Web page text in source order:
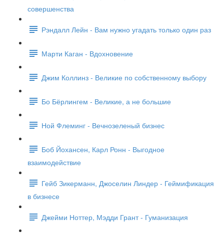
совершенства
Рэндалл Лейн - Вам нужно угадать только один раз
Марти Каган - Вдохновение
Джим Коллинз - Великие по собственному выбору
Бо Бёрлингем - Великие, а не большие
Ной Флеминг - Вечнозеленый бизнес
Боб Йохансен, Карл Ронн - Выгодное
взаимодействие
Гейб Зикерманн, Джоселин Линдер - Геймификация
в бизнесе
Джейми Ноттер, Мэдди Грант - Гуманизация